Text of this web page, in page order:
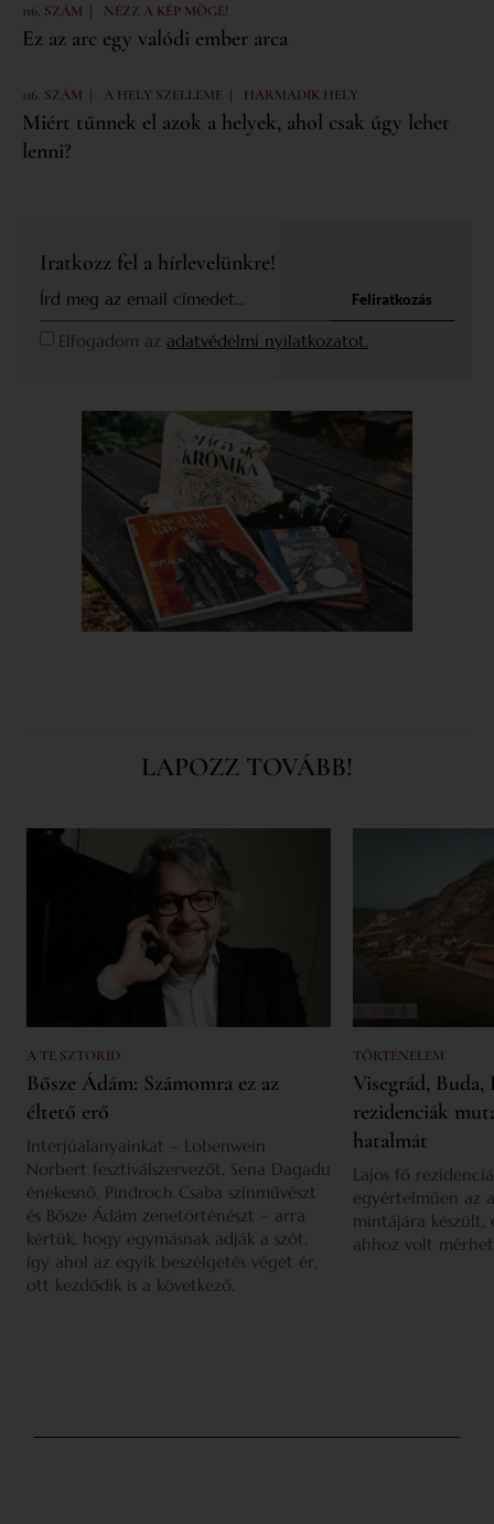
116. SZÁM | NÉZZ A KÉP MÖGÉ!
Ez az arc egy valódi ember arca
116. SZÁM | A HELY SZELLEME | HARMADIK HELY
Miért tűnnek el azok a helyek, ahol csak úgy lehet
lenni?
Iratkozz fel a hírlevelünkre!
Elfogadom az adatvédelmi nyilatkozatot.
Feliratkozás
LAPOZZ TOVÁBB!
A TE SZTORID
Bősze Ádám: Számomra ez az
éltető erő
Interjúalanyainkat – Lobenwein
Norbert fesztiválszervezőt, Sena Dagadu
énekesnő, Pindroch Csaba színművészt
és Bősze Ádám zenetörténészt – arra
kértük, hogy egymásnak adják a szót,
így ahol az egyik beszélgetés véget ér,
ott kezdődik is a következő.
TÖRTÉNELEM
Visegrád,
rezidenciák
hatalmát
Lajos fő
egyértelműen az
mintájára készült,
ahhoz volt